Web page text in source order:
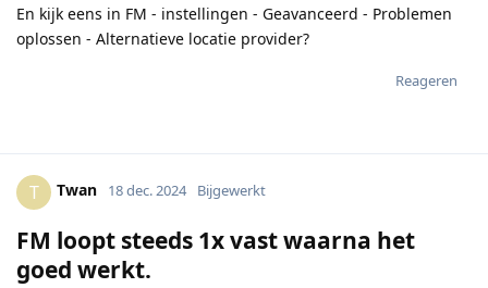
En kijk eens in FM - instellingen - Geavanceerd - Problemen
oplossen - Alternatieve locatie provider?
Reageren
T Twan 18 dec. 2024 Bijgewerkt
FM loopt steeds 1x vast waarna het
goed werkt.